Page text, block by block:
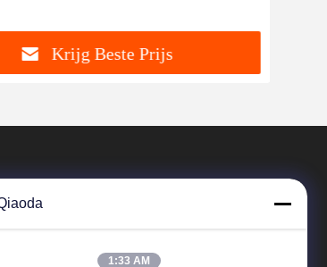
Krijg Beste Prijs
1:33 AM